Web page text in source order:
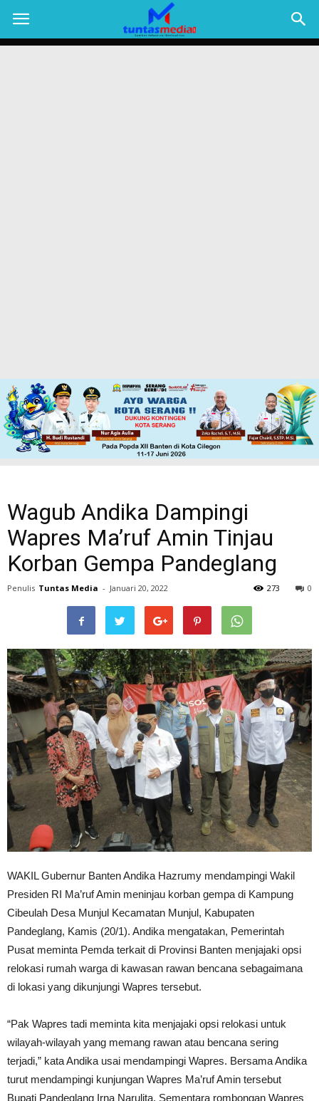
TUNTAS
Wagub Andika Dampingi
Wapres Ma’ruf Amin Tinjau
Korban Gempa Pandeglang
Penulis Tuntas Media - Januari 20, 2022 0
273
WAKIL Gubernur Banten Andika Hazrumy mendampingi Wakil
Presiden RI Ma’ruf Amin meninjau korban gempa di Kampung
Cibeulah Desa Munjul Kecamatan Munjul, Kabupaten
Pandeglang, Kamis (20/1). Andika mengatakan, Pemerintah
Pusat meminta Pemda terkait di Provinsi Banten menjajaki opsi
relokasi rumah warga di kawasan rawan bencana sebagaimana
di lokasi yang dikunjungi Wapres tersebut.
“Pak Wapres tadi meminta kita menjajaki opsi relokasi untuk
wilayah-wilayah yang memang rawan atau bencana sering
terjadi,” kata Andika usai mendampingi Wapres. Bersama Andika
turut mendampingi kunjungan Wapres Ma’ruf Amin tersebut
Bupati Pandeglang Irna Narulita. Sementara rombongan Wapres